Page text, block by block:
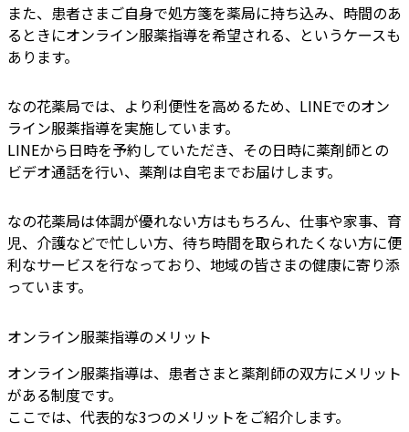
また、患者さまご自身で処方箋を薬局に持ち込み、時間のあ
るときにオンライン服薬指導を希望される、というケースも
あります。
なの花薬局では、より利便性を高めるため、LINEでのオン
ライン服薬指導を実施しています。
LINEから日時を予約していただき、その日時に薬剤師との
ビデオ通話を行い、薬剤は自宅までお届けします。
なの花薬局は体調が優れない方はもちろん、仕事や家事、育
児、介護などで忙しい方、待ち時間を取られたくない方に便
利なサービスを行なっており、地域の皆さまの健康に寄り添
っています。
オンライン服薬指導のメリット
オンライン服薬指導は、患者さまと薬剤師の双方にメリット
がある制度です。
ここでは、代表的な3つのメリットをご紹介します。